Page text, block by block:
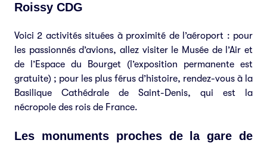
Roissy CDG
Voici 2 activités situées à proximité de l’aéroport : pour
les passionnés d’avions, allez visiter le Musée de l’Air et
de l’Espace du Bourget (l’exposition permanente est
gratuite) ; pour les plus férus d’histoire, rendez-vous à la
Basilique Cathédrale de Saint-Denis, qui est la
nécropole des rois de France.
Les monuments proches de la gare de